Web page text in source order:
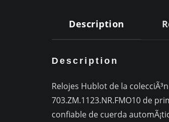
Description
Description
Relojes Hublot de la
703.ZM.1123.NR.FMO10 de
confiable de cuerda